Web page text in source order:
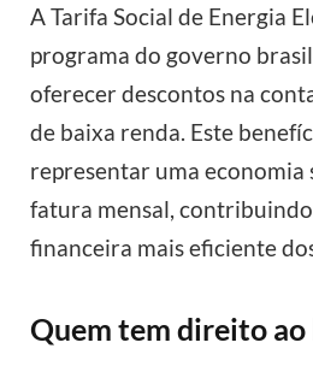
A Tarifa Social de Energia
programa do governo
oferecer descontos na
de baixa renda. Este
representar uma economia
fatura mensal,
financeira mais eficiente
Quem tem direito ao